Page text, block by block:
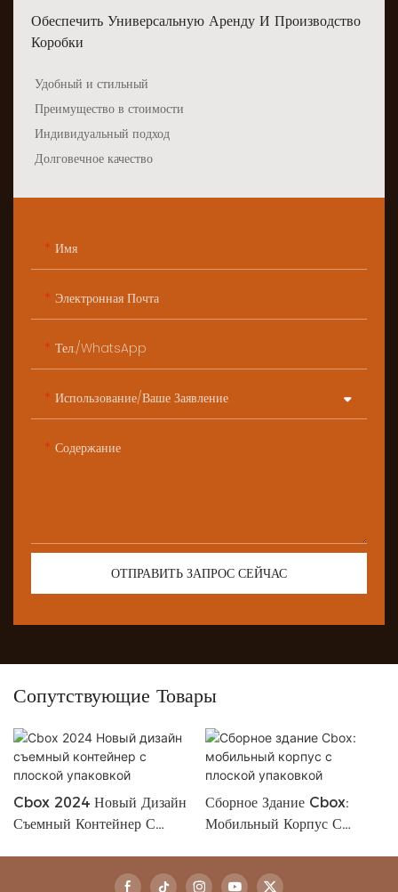
Обеспечить Универсальную Аренду И Производство
Коробки
Удобный и стильный
Преимущество в стоимости
Индивидуальный подход
Долговечное качество
Имя
Электронная Почта
Тел./WhatsApp
Использование/ваше Заявление
Содержание
ОТПРАВИТЬ ЗАПРОС СЕЙЧАС
Сопутствующие Товары
Cbox 2024 Новый Дизайн
Съемный Контейнер С
Сборное Здание Cbox:
Мобильный Корпус С